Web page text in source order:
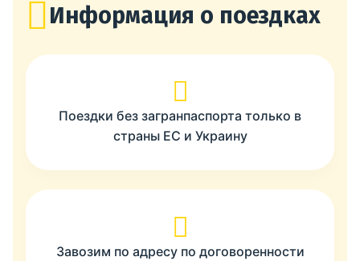
Информация о поездках
Поездки без загранпаспорта только в
страны ЕС и Украину
Завозим по адресу по договоренности